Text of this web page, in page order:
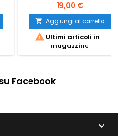
19,00 €
 Aggiungi al carrello
 Ultimi articoli in
magazzino
Facebook
